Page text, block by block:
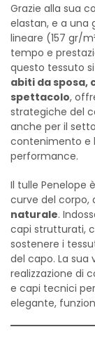
Grazie alla sua
elastan, e a una
lineare (157 gr/
tempo e
questo tessuto
abiti da sposa,
spettacolo,
strategiche del
anche per il
contenimento e
performance.
Il tulle Penelope
curve del corpo,
naturale.
capi strutturati,
sostenere i
del capo. La sua
realizzazione di
e capi tecnici
elegante,